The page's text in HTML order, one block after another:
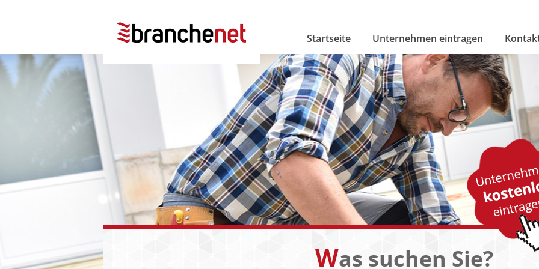
Startseite Unternehmen eintragen
Was suchen Sie?